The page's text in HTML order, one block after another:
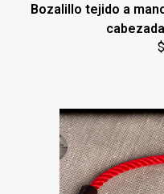
Bozalillo tejido a
$